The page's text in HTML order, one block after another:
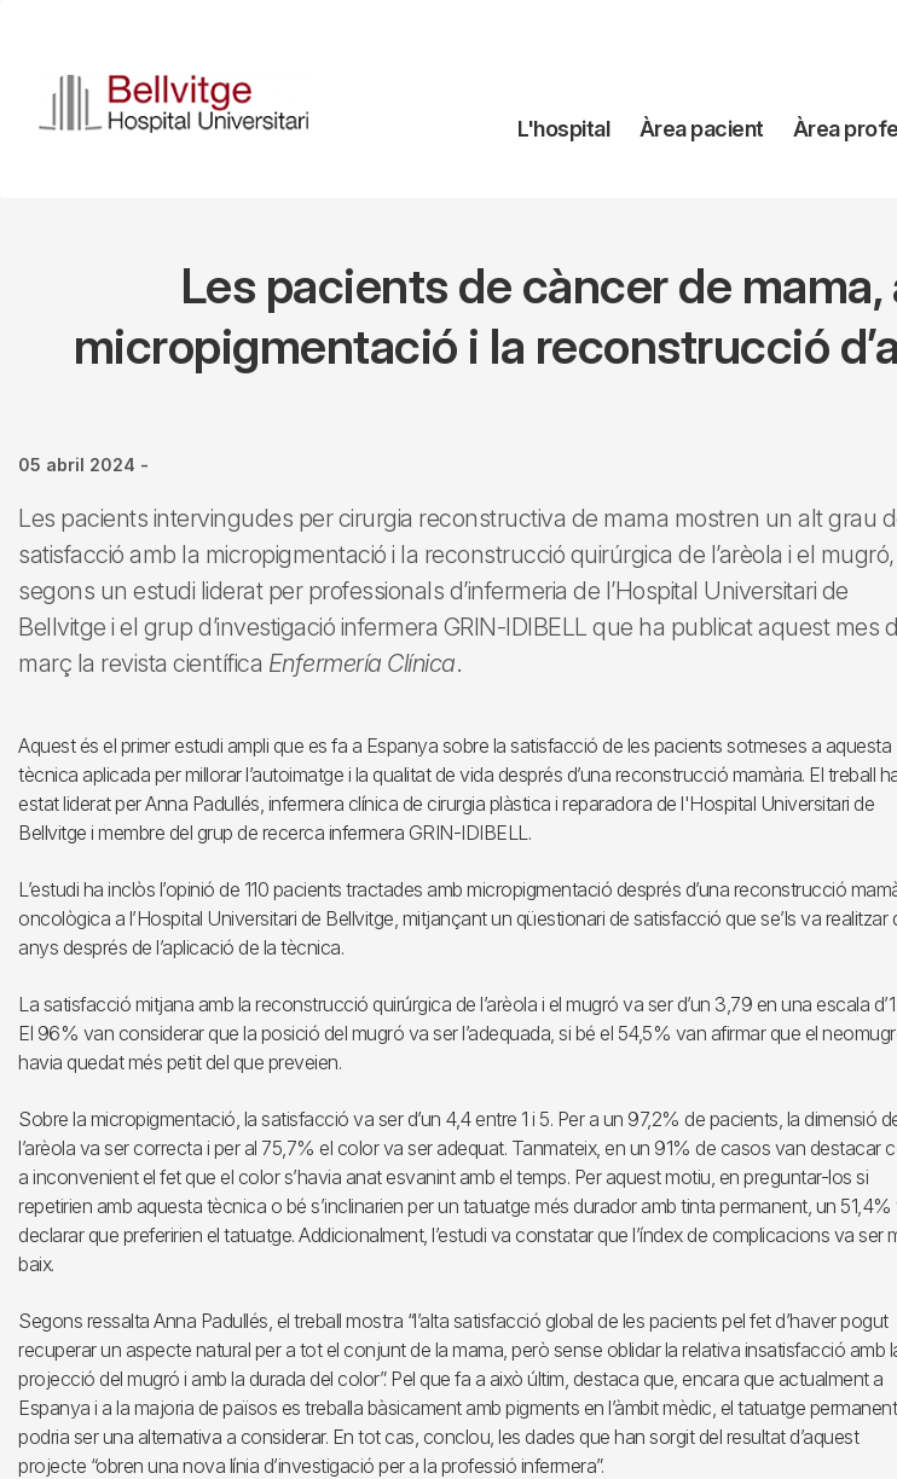
contingut
Navegación
L'hospital Àrea pacient Àrea
Les pacients de càncer de
micropigmentació i la reconstrucció
05 abril 2024 -
Les pacients intervingudes per cirurgia reconstructiva de mama mostren un alt grau
satisfacció amb la micropigmentació i la reconstrucció quirúrgica de l’arèola i el mugró,
segons un estudi liderat per professionals d’infermeria de l’Hospital Universitari de
Bellvitge i el grup d’investigació infermera GRIN-IDIBELL que ha publicat aquest mes
març la revista científica Enfermería Clínica.
Aquest és el primer estudi ampli que es fa a Espanya sobre la satisfacció de les pacients sotmeses a aquesta
tècnica aplicada per millorar l’autoimatge i la qualitat de vida després d’una reconstrucció mamària. El treball
estat liderat per Anna Padullés, infermera clínica de cirurgia plàstica i reparadora de l'Hospital Universitari de
Bellvitge i membre del grup de recerca infermera GRIN-IDIBELL.
L’estudi ha inclòs l’opinió de 110 pacients tractades amb micropigmentació després d’una reconstrucció
oncològica a l’Hospital Universitari de Bellvitge, mitjançant un qüestionari de satisfacció que se’ls va realitzar
anys després de l’aplicació de la tècnica.
La satisfacció mitjana amb la reconstrucció quirúrgica de l’arèola i el mugró va ser d’un 3,79 en una escala d’1
El 96% van considerar que la posició del mugró va ser l’adequada, si bé el 54,5% van afirmar que el
havia quedat més petit del que preveien.
Sobre la micropigmentació, la satisfacció va ser d’un 4,4 entre 1 i 5. Per a un 97,2% de pacients, la dimensió
l’arèola va ser correcta i per al 75,7% el color va ser adequat. Tanmateix, en un 91% de casos van destacar
a inconvenient el fet que el color s’havia anat esvanint amb el temps. Per aquest motiu, en preguntar-los si
repetirien amb aquesta tècnica o bé s’inclinarien per un tatuatge més durador amb tinta permanent, un 51,4%
declarar que preferirien el tatuatge. Addicionalment, l’estudi va constatar que l’índex de complicacions va ser
baix.
Segons ressalta Anna Padullés, el treball mostra “l’alta satisfacció global de les pacients pel fet d’haver pogut
recuperar un aspecte natural per a tot el conjunt de la mama, però sense oblidar la relativa insatisfacció amb
projecció del mugró i amb la durada del color”. Pel que fa a això últim, destaca que, encara que actualment a
Espanya i a la majoria de països es treballa bàsicament amb pigments en l’àmbit mèdic, el tatuatge permanent
podria ser una alternativa a considerar. En tot cas, conclou, les dades que han sorgit del resultat d’aquest
projecte “obren una nova línia d’investigació per a la professió infermera”.